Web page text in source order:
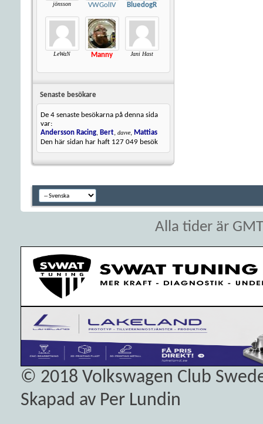
jönsson VWGolIV BluedogR
LeWaN Manny Jani Hast
Senaste besökare
De 4 senaste besökarna på denna sida
var:
Andersson Racing, Bert, davve, Mattias
Den här sidan har haft 127 049 besök
Alla tider är
© 2018 Volkswagen Club
Skapad av Per Lundin